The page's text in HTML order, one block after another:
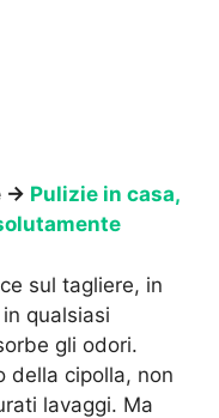
→ Pulizie in casa,
sul tagliere, in
qualsiasi
gli odori.
della cipolla, non
lavaggi. Ma